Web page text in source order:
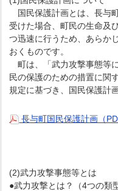
国民保護計画とは、長与
受けた場合、町民の生命及
つ迅速に行うため、あらか
おくものです。
町は、「武力攻撃事態等
民の保護のための措置に関
規定に基づき、国民保護計
長与町国民保護計画（
(2)武力攻撃事態等とは
●武力攻撃とは？（4つの類